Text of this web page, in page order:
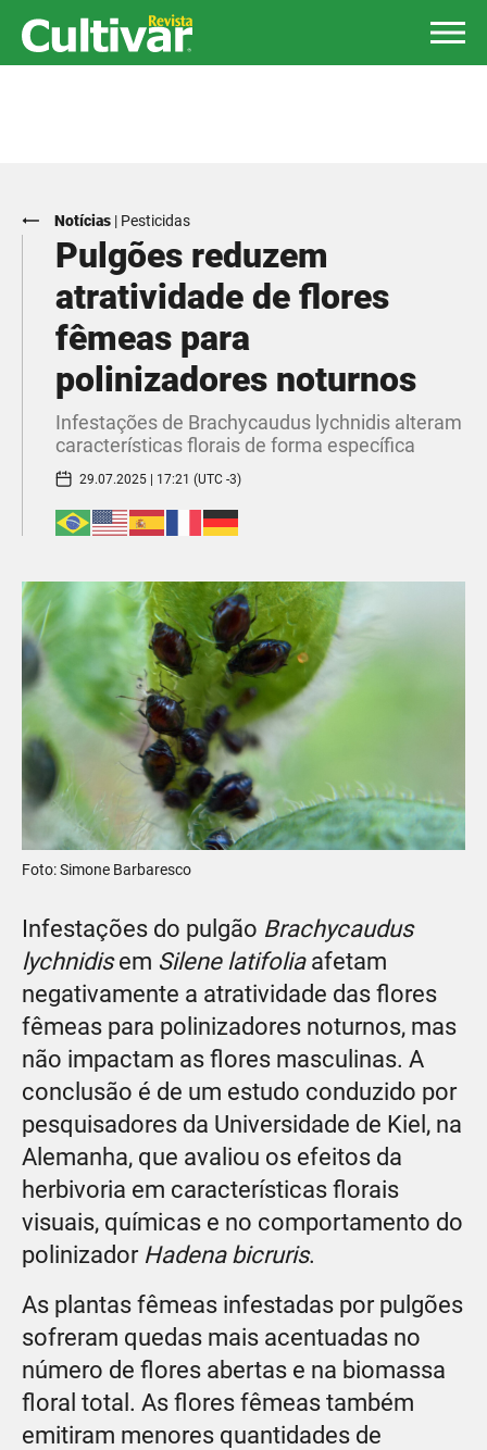
Notícias | Pesticidas
Pulgões reduzem
atratividade de flores
fêmeas para
polinizadores noturnos
Infestações de Brachycaudus lychnidis alteram
características florais de forma específica
29.07.2025 | 17:21 (UTC -3)
Foto: Simone Barbaresco
Infestações do pulgão Brachycaudus
lychnidisem Silene latifoliaafetam
negativamente a atratividade das flores
fêmeas para polinizadores noturnos, mas
não impactam as flores masculinas. A
conclusão é de um estudo conduzido por
pesquisadores da Universidade de Kiel, na
Alemanha, que avaliou os efeitos da
herbivoria em características florais
visuais, químicas e no comportamento do
polinizador Hadena bicruris.
As plantas fêmeas infestadas por pulgões
sofreram quedas mais acentuadas no
número de flores abertas e na biomassa
floral total. As flores fêmeas também
emitiram menores quantidades de